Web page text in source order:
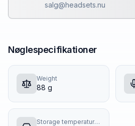
salg@headsets.nu
Nøglespecifikationer
Weight
88 g
Storage temperature (T-T)